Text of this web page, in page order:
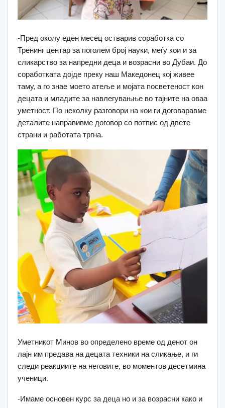
-Пред околу еден месец остварив соработка со
Тренинг центар за поголем број науки, меѓу кои и за
сликарство за напредни деца и возрасни во Дубаи. До
соработката дојде преку наш Македонец кој живее
таму, а го знае моето атеље и мојата посветеност кон
децата и младите за навлегувањње во тајните на оваа
уметност. По неколку разговори на кои ги договаравме
деталите направивме договор со потпис од двете
страни и работата тргна.
Уметникот Минов во определено време од денот он
лајн им предава на децата техники на сликање, и ги
следи реакциите на неговите, во моментов десетмина
ученици.
-Имаме основен курс за деца но и за возрасни како и